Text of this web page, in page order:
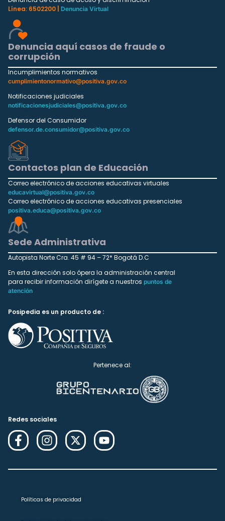
Línea: 6502200 |
Denuncia Virtual
Denuncia aquí casos de fraude o
corrupción
Incumplimientos normativos
cumplimientonormativo@positiva.gov.co
Notificaciones judiciales
notificacionesjudiciales@positiva.gov.co
Defensor del Consumidor
defensor.de.consumidor@positiva.gov.co
Contactos plan de Educación
Correo electrónico de acciones educativas virtuales
educavirtual@positiva.gov.co
Correo electrónico de acciones educativas presenciales
positiva.educa@positiva.gov.co
Sede Administrativa
Autopista Norte Cra. 45 # 94 – 72* Bogotá D.C
En esta dirección solo ópera la administración central
para recibir información dirígete a nuestros puntos de
atención
Posipedia es un producto de :
Pertenece al:
Redes sociales
Políticas de privacidad